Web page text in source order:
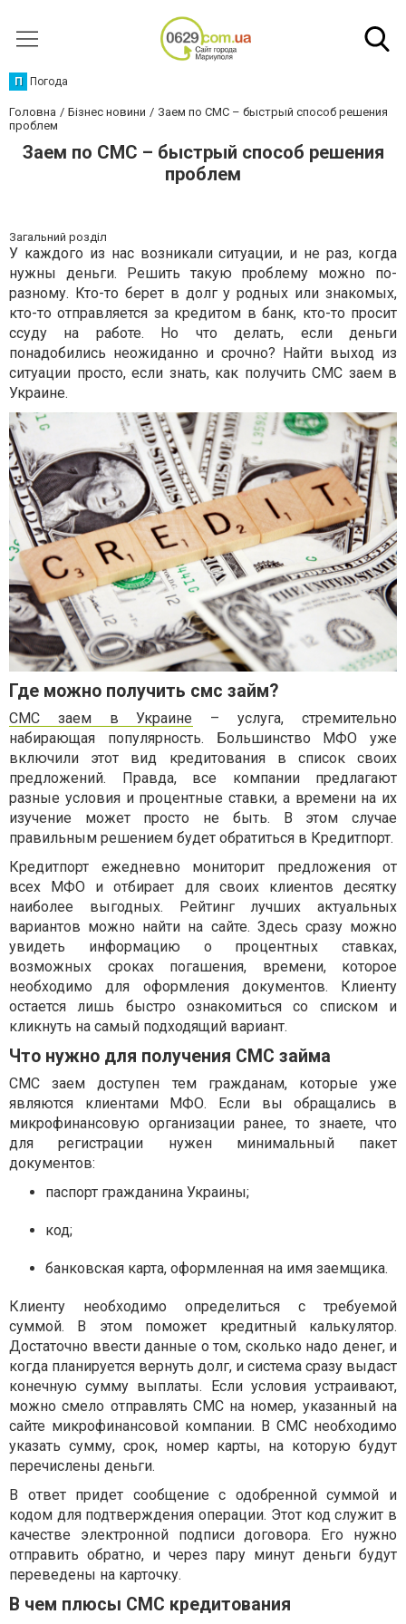
П Погода
Головна Бізнес новини
Заем по СМС – быстрый способ решения
проблем
Заем по СМС – быстрый способ решения
проблем
Загальний розділ
У каждого из нас возникали ситуации, и не раз, когда
нужны деньги. Решить такую проблему можно по-
разному. Кто-то берет в долг у родных или знакомых,
кто-то отправляется за кредитом в банк, кто-то просит
ссуду на работе. Но что делать, если деньги
понадобились неожиданно и срочно? Найти выход из
ситуации просто, если знать, как получить СМС заем в
Украине.
Где можно получить смс займ?
СМС заем в Украине – услуга, стремительно
набирающая популярность. Большинство МФО уже
включили этот вид кредитования в список своих
предложений. Правда, все компании предлагают
разные условия и процентные ставки, а времени на их
изучение может просто не быть. В этом случае
правильным решением будет обратиться в Кредитпорт.
Кредитпорт ежедневно мониторит предложения от
всех МФО и отбирает для своих клиентов десятку
наиболее выгодных. Рейтинг лучших актуальных
вариантов можно найти на сайте. Здесь сразу можно
увидеть информацию о процентных ставках,
возможных сроках погашения, времени, которое
необходимо для оформления документов. Клиенту
остается лишь быстро ознакомиться со списком и
кликнуть на самый подходящий вариант.
Что нужно для получения СМС займа
СМС заем доступен тем гражданам, которые уже
являются клиентами МФО. Если вы обращались в
микрофинансовую организации ранее, то знаете, что
для регистрации нужен минимальный пакет
документов:
паспорт гражданина Украины;
код;
банковская карта, оформленная на имя заемщика.
Клиенту необходимо определиться с требуемой
суммой. В этом поможет кредитный калькулятор.
Достаточно ввести данные о том, сколько надо денег, и
когда планируется вернуть долг, и система сразу выдаст
конечную сумму выплаты. Если условия устраивают,
можно смело отправлять СМС на номер, указанный на
сайте микрофинансовой компании. В СМС необходимо
указать сумму, срок, номер карты, на которую будут
перечислены деньги.
В ответ придет сообщение с одобренной суммой и
кодом для подтверждения операции. Этот код служит в
качестве электронной подписи договора. Его нужно
отправить обратно, и через пару минут деньги будут
переведены на карточку.
В чем плюсы СМС кредитования